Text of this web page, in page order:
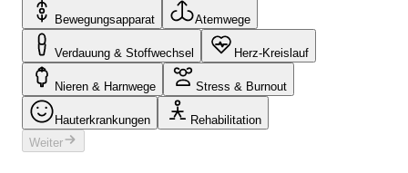
Bewegungsapparat Atemwege
Verdauung & Stoffwechsel Herz-Kreislauf
Nieren & Harnwege Stress & Burnout
Hauterkrankungen
Rehabilitation
Weiter